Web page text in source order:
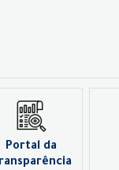
Portal da